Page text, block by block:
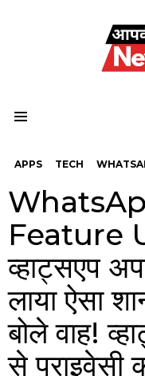
APPS TECH
Feature
व्हाट्सएप
लाया ऐसा
बोले वाह!
से प्राइवेसी